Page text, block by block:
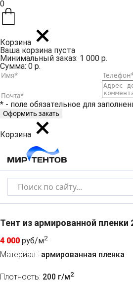
0
Корзина
Ваша корзина пуста
Минимальный заказ: 1 000 р.
Сумма: 0 р.
* - поле обязательное для
Корзина
Тент из армированной
4 000 руб/м2
Материал : армированная пленка
Плотность: 200 г/м2